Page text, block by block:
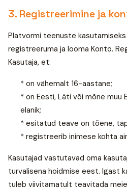
3. Registreerimine ja
Platvormi teenuste kasutamiseks
registreeruma ja looma Konto.
Kasutaja, et:
* on vähemalt 16-aastane;
* on Eesti, Läti või mõne muu
elanik;
* esitatud teave on tõene,
* registreerib inimese kohta
Kasutajad vastutavad oma
turvalisena hoidmise eest. Igast
tuleb viivitamatult teavitada